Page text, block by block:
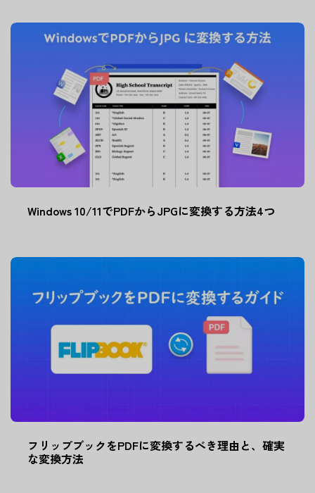
Windows 10/11でPDFからJPGに変換する方法4つ
フリップブックをPDFに変換するべき理由と、確実
な変換方法